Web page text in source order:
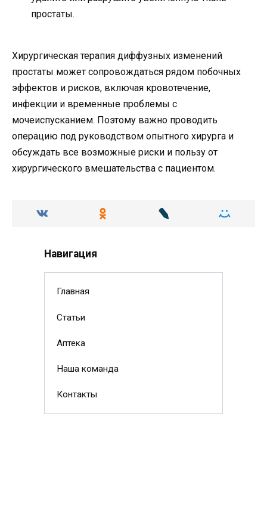
простаты.
Хирургическая терапия диффузных изменений
простаты может сопровождаться рядом побочных
эффектов и рисков, включая кровотечение,
инфекции и временные проблемы с
мочеиспусканием. Поэтому важно проводить
операцию под руководством опытного хирурга и
обсуждать все возможные риски и пользу от
хирургического вмешательства с пациентом.
Навигация
Главная
Статьи
Аптека
Наша команда
Контакты